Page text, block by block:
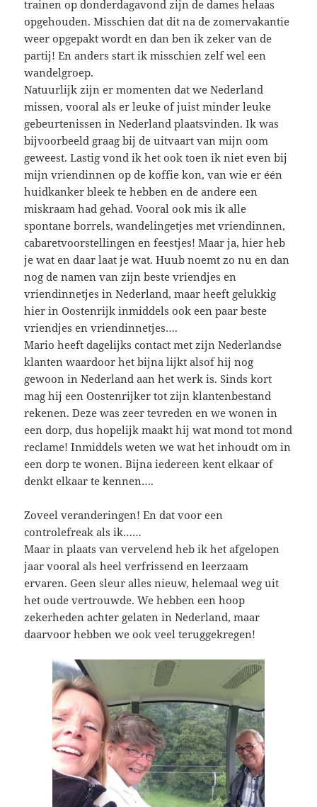
trainen op donderdagavond zijn de dames helaas
opgehouden. Misschien dat dit na de zomervakantie
weer opgepakt wordt en dan ben ik zeker van de
partij! En anders start ik misschien zelf wel een
wandelgroep.
Natuurlijk zijn er momenten dat we Nederland
missen, vooral als er leuke of juist minder leuke
gebeurtenissen in Nederland plaatsvinden. Ik was
bijvoorbeeld graag bij de uitvaart van mijn oom
geweest. Lastig vond ik het ook toen ik niet even bij
mijn vriendinnen op de koffie kon, van wie er één
huidkanker bleek te hebben en de andere een
miskraam had gehad. Vooral ook mis ik alle
spontane borrels, wandelingetjes met vriendinnen,
cabaretvoorstellingen en feestjes! Maar ja, hier heb
je wat en daar laat je wat. Huub noemt zo nu en dan
nog de namen van zijn beste vriendjes en
vriendinnetjes in Nederland, maar heeft gelukkig
hier in Oostenrijk inmiddels ook een paar beste
vriendjes en vriendinnetjes….
Mario heeft dagelijks contact met zijn Nederlandse
klanten waardoor het bijna lijkt alsof hij nog
gewoon in Nederland aan het werk is. Sinds kort
mag hij een Oostenrijker tot zijn klantenbestand
rekenen. Deze was zeer tevreden en we wonen in
een dorp, dus hopelijk maakt hij wat mond tot mond
reclame! Inmiddels weten we wat het inhoudt om in
een dorp te wonen. Bijna iedereen kent elkaar of
denkt elkaar te kennen….
Zoveel veranderingen! En dat voor een
controlefreak als ik……
Maar in plaats van vervelend heb ik het afgelopen
jaar vooral als heel verfrissend en leerzaam
ervaren. Geen sleur alles nieuw, helemaal weg uit
het oude vertrouwde. We hebben een hoop
zekerheden achter gelaten in Nederland, maar
daarvoor hebben we ook veel teruggekregen!